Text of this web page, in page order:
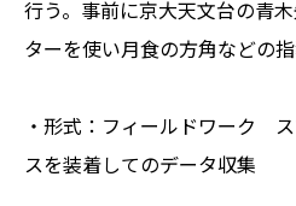
行う。事前に京大天文台の青
ターを使い月食の方角などの
・形式：フィールドワーク
スを装着してのデータ収集